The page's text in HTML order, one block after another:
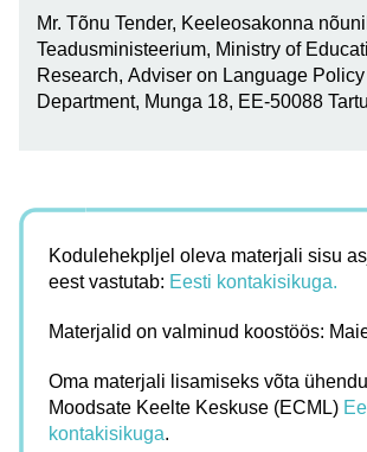
Mr. Tõnu Tender, Keeleosakonna
Teadusministeerium, Ministry of
Research, Adviser on Language Policy
Department, Munga 18, EE-50088
Kodulehekpljel oleva materjali sisu
eest vastutab: Eesti kontakisikuga.
Materjalid on valminud koostöös: Maie
Oma materjali lisamiseks võta
Moodsate Keelte Keskuse (ECML)
kontakisikuga.